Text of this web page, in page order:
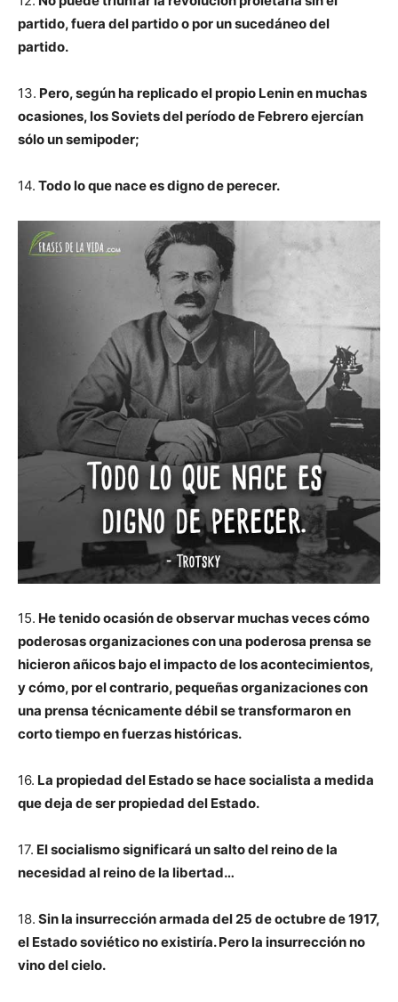
partido, fuera del partido o por un sucedáneo del
partido.
13. Pero, según ha replicado el propio Lenin en muchas
ocasiones, los Soviets del período de Febrero ejercían
sólo un semipoder;
14. Todo lo que nace es digno de perecer.
15. He tenido ocasión de observar muchas veces cómo
poderosas organizaciones con una poderosa prensa se
hicieron añicos bajo el impacto de los acontecimientos,
y cómo, por el contrario, pequeñas organizaciones con
una prensa técnicamente débil se transformaron en
corto tiempo en fuerzas históricas.
16. La propiedad del Estado se hace socialista a medida
que deja de ser propiedad del Estado.
17. El socialismo significará un salto del reino de la
necesidad al reino de la libertad…
18. Sin la insurrección armada del 25 de octubre de 1917,
el Estado soviético no existiría. Pero la insurrección no
vino del cielo.